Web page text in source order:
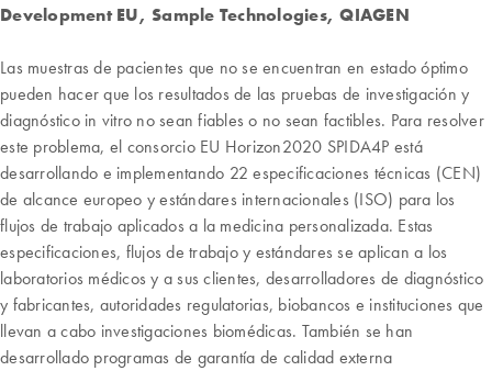
Development EU, Sample Technologies, QIAGEN
Las muestras de pacientes que no se encuentran en estado óptimo
pueden hacer que los resultados de las pruebas de investigación y
diagnóstico in vitro no sean fiables o no sean factibles. Para resolver
este problema, el consorcio EU Horizon2020 SPIDA4P está
desarrollando e implementando 22 especificaciones técnicas (CEN)
de alcance europeo y estándares internacionales (ISO) para los
flujos de trabajo aplicados a la medicina personalizada. Estas
especificaciones, flujos de trabajo y estándares se aplican a los
laboratorios médicos y a sus clientes, desarrolladores de diagnóstico
y fabricantes, autoridades regulatorias, biobancos e instituciones que
llevan a cabo investigaciones biomédicas. También se han
desarrollado programas de garantía de calidad externa